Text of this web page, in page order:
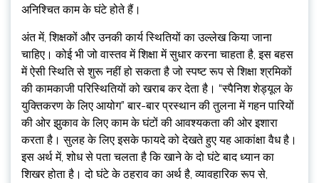
अनिश्चित काम के घंटे होते हैं।
अंत में, शिक्षकों और उनकी कार्य स्थितियों का उल्लेख किया जाना
चाहिए। कोई भी जो वास्तव में शिक्षा में सुधार करना चाहता है, इस बहस
में ऐसी स्थिति से शुरू नहीं हो सकता है जो स्पष्ट रूप से शिक्षा श्रमिकों
की कामकाजी परिस्थितियों को खराब कर देता है। “स्पैनिश शेड्यूल के
युक्तिकरण के लिए आयोग” बार-बार प्रस्थान की तुलना में गहन पारियों
की ओर झुकाव के लिए काम के घंटों की आवश्यकता की ओर इशारा
करता है। सुलह के लिए इसके फायदे को देखते हुए यह आकांक्षा वैध है।
इस अर्थ में, शोध से पता चलता है कि खाने के दो घंटे बाद ध्यान का
शिखर होता है। दो घंटे के ठहराव का अर्थ है, व्यावहारिक रूप से,